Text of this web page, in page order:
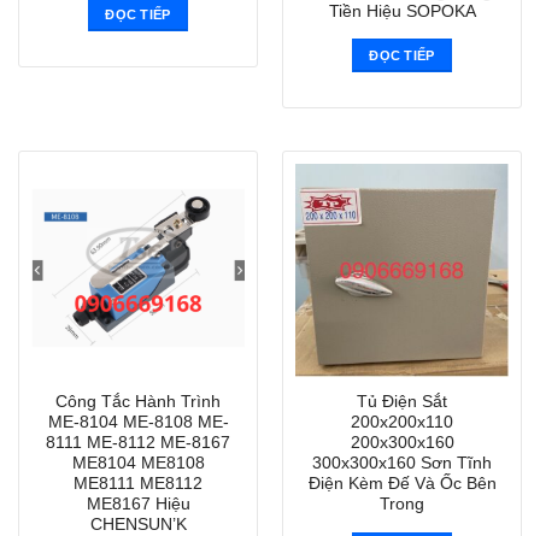
ĐỌC TIẾP
Tiền Hiệu SOPOKA
ĐỌC TIẾP
Công Tắc Hành Trình
ME-8104 ME-8108 ME-
8111 ME-8112 ME-8167
ME8104 ME8108
ME8111 ME8112
ME8167 Hiệu
CHENSUN’K
Tủ Điện Sắt
200x200x110
200x300x160
300x300x160 Sơn Tĩnh
Điện Kèm Đế Và Ốc Bên
Trong